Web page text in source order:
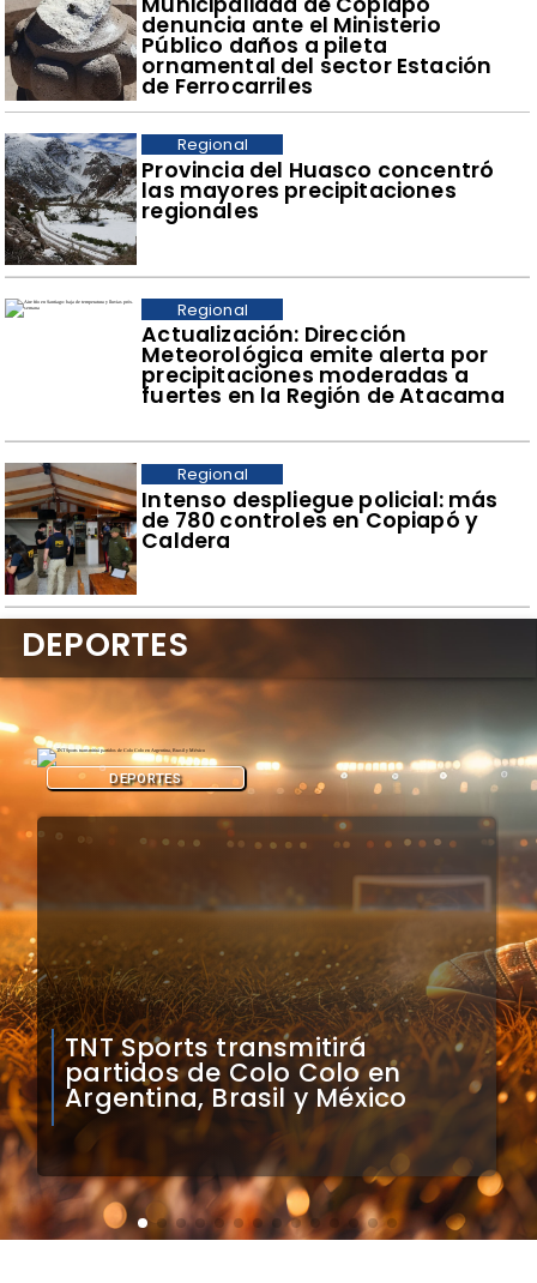
denuncia ante el Ministerio
Público daños a pileta
ornamental del sector Estación
de Ferrocarriles
Provincia del Huasco concentró
las mayores precipitaciones
regionales
Regional
Actualización: Dirección
Meteorológica emite alerta por
precipitaciones moderadas a
fuertes en la Región de Atacama
Regional
Intenso despliegue policial: más
de 780 controles en Copiapó y
Caldera
Regional
Mauricio Pinilla compara a
Colo Colo con Real Madrid de
Sudamérica
DEPORTES
DEPORTES